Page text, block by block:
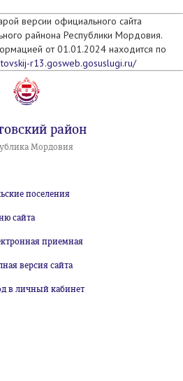
версии официального сайта
райнона Республики Мордовия.
от 01.01.2024 находится по
r13.gosweb.gosuslugi.ru/
район
Мордовия
поселения
сайта
приемная
версия сайта
в личный кабинет